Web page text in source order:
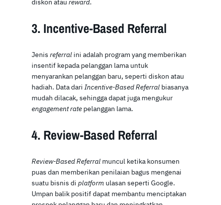
diskon atau reward.
3. Incentive-Based Referral
Jenis referral ini adalah program yang memberikan
insentif kepada pelanggan lama untuk
menyarankan pelanggan baru, seperti diskon atau
hadiah. Data dari Incentive-Based Referral biasanya
mudah dilacak, sehingga dapat juga mengukur
engagement rate pelanggan lama.
4. Review-Based Referral
Review-Based Referral muncul ketika konsumen
puas dan memberikan penilaian bagus mengenai
suatu bisnis di platform ulasan seperti Google.
Umpan balik positif dapat membantu menciptakan